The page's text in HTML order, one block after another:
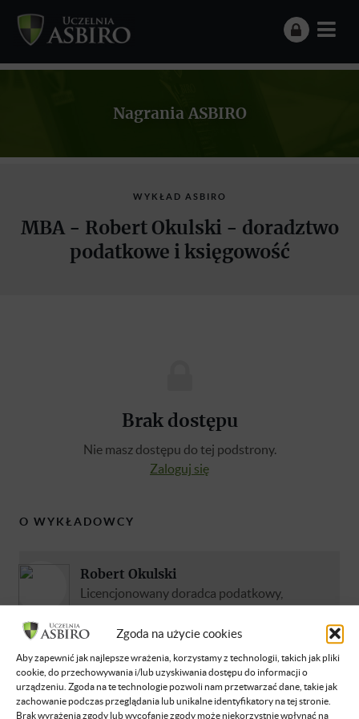
Zgoda na użycie cookies
Aby zapewnić jak najlepsze wrażenia, korzystamy z technologii, takich jak pliki
cookie, do przechowywania i/lub uzyskiwania dostępu do informacji o
urządzeniu. Zgoda na te technologie pozwoli nam przetwarzać dane, takie jak
zachowanie podczas przeglądania lub unikalne identyfikatory na tej stronie.
Brak wyrażenia zgody lub wycofanie zgody może niekorzystnie wpłynąć na
Nagrania ASBIRO
WYKŁAD ASBIRO
MBA - Robert Okulski - doradztwo
podatkowe i księgowość
Brak dostępu
Nie masz dostępu do tej podstrony.
Zaloguj się
O WYKŁADOWCY
Robert Okulski
Licencjonowany doradca podatkowy,
2013-2014 Ekspert Podatkowy Związku
przedsiębiorczości. Właściciel i Prezes
Zarządu w Grupie Księgowej złożonej z 8
wyspecjalizowanych przedsiębiorstw. W